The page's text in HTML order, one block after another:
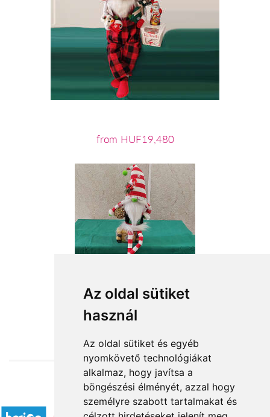
Az oldal sütiket
használ
Az oldal sütiket és egyéb
nyomkövető technológiákat
alkalmaz, hogy javítsa a
böngészési élményét, azzal hogy
személyre szabott tartalmakat és
from HUF19,480
from HUF16,760
Accepted payment methods